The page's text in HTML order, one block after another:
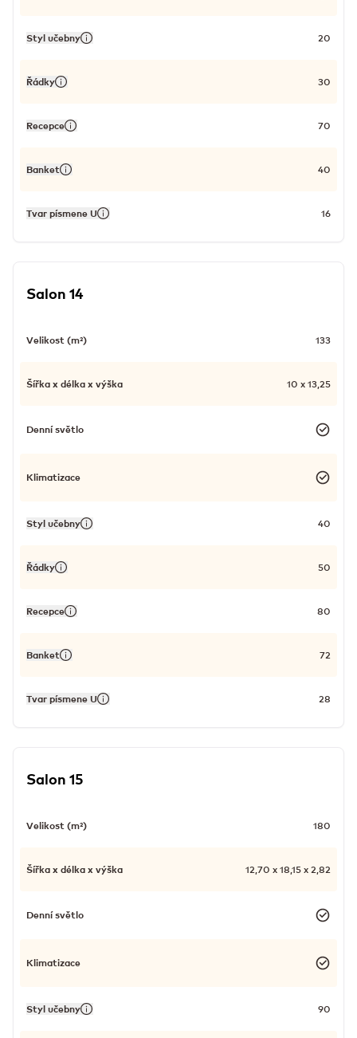
Styl učebny 20
Řádky 30
Recepce 70
Banket 40
Tvar písmene U 16
Salon 14
Velikost (m²) 133
Šířka x délka x výška 10 x 13,25
Denní světlo
Klimatizace
Styl učebny 40
Řádky 50
Recepce 80
Banket 72
Tvar písmene U 28
Salon 15
Velikost (m²) 180
Šířka x délka x výška 12,70 x 18,15 x 2,82
Denní světlo
Klimatizace
Styl učebny 90